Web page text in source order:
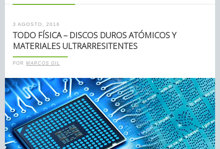
3 AGOSTO, 2016
TODO FÍSICA – DISCOS DUROS ATÓMICOS Y
MATERIALES ULTRARRESITENTES
POR MARCOS GIL